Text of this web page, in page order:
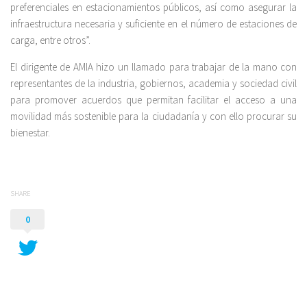
preferenciales en estacionamientos públicos, así como asegurar la
infraestructura necesaria y suficiente en el número de estaciones de
carga, entre otros”.
El dirigente de AMIA hizo un llamado para trabajar de la mano con
representantes de la industria, gobiernos, academia y sociedad civil
para promover acuerdos que permitan facilitar el acceso a una
movilidad más sostenible para la ciudadanía y con ello procurar su
bienestar.
SHARE
0